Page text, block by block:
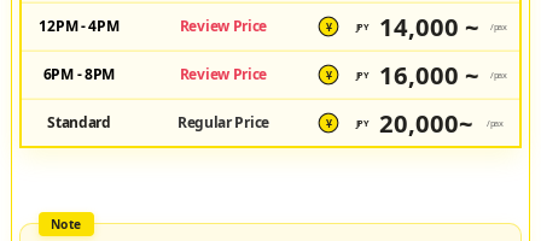
12PM - 4PM Review Price ¥ JPY 14,000 ~ /pax
6PM - 8PM Review Price ¥ JPY 16,000 ~ /pax
Standard Regular Price ¥ JPY 20,000~ /pax